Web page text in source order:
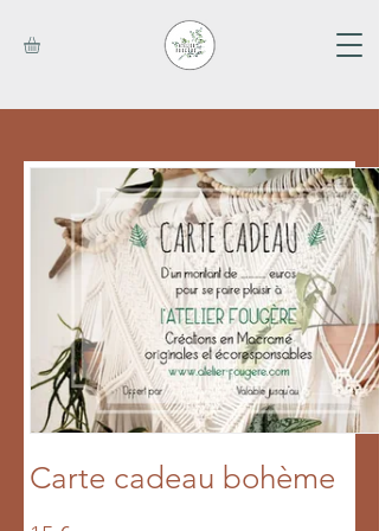
Carte cadeau bohème